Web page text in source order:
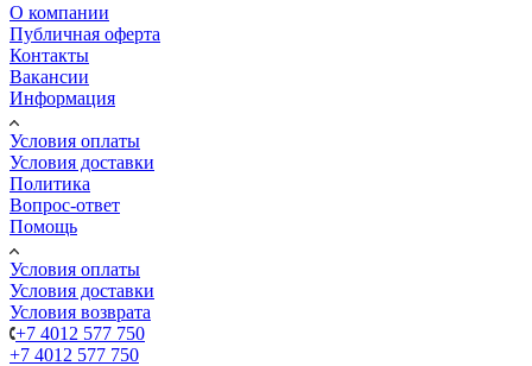
О компании
Публичная оферта
Контакты
Вакансии
Информация
Условия оплаты
Условия доставки
Политика
Вопрос-ответ
Помощь
Условия оплаты
Условия доставки
Условия возврата
+7 4012 577 750
+7 4012 577 750